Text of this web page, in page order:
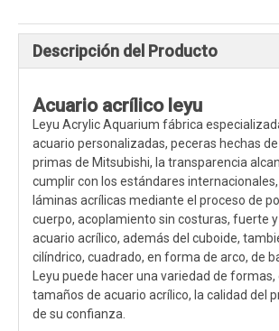
Descripción del Producto
Acuario acrílico leyu
Leyu Acrylic Aquarium fábrica
acuario personalizadas, peceras hechas
primas de Mitsubishi, la transparencia
cumplir con los estándares
láminas acrílicas mediante el proceso de
cuerpo, acoplamiento sin costuras, fuerte y
acuario acrílico, además del cuboide,
cilíndrico, cuadrado, en forma de arco, de
Leyu puede hacer una variedad de
tamaños de acuario acrílico, la calidad del
de su confianza.